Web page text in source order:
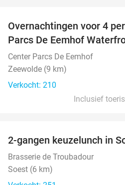
Overnachtingen voor 4
Parcs De Eemhof
Center Parcs De Eemhof
Zeewolde (9 km)
Verkocht: 210
Inclusief
2-gangen keuzelunch in
Brasserie de Troubadour
Soest (6 km)